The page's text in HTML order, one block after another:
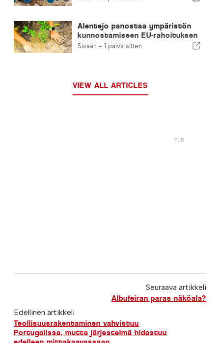
Alentejo panostaa ympäristön
kunnostamiseen EU-rahoituksen
avulla
Sisään - 1 päivä sitten
VIEW ALL ARTICLES
Seuraava artikkeli
Albufeiran paras näköala?
Edellinen artikkeli
Teollisuusrakentaminen vahvistuu
Portugalissa, mutta järjestelmä hidastuu